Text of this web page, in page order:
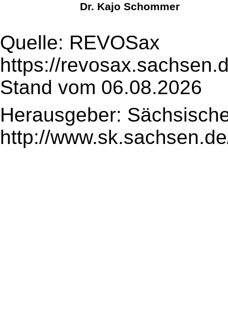
Dr. Kajo Schommer
Quelle: REVOSax
https://
Stand vom 06.08.2026
Herausgeber:
http://